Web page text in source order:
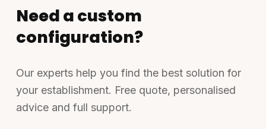
Need a custom
configuration?
Our experts help you find the best solution for
your establishment. Free quote, personalised
advice and full support.